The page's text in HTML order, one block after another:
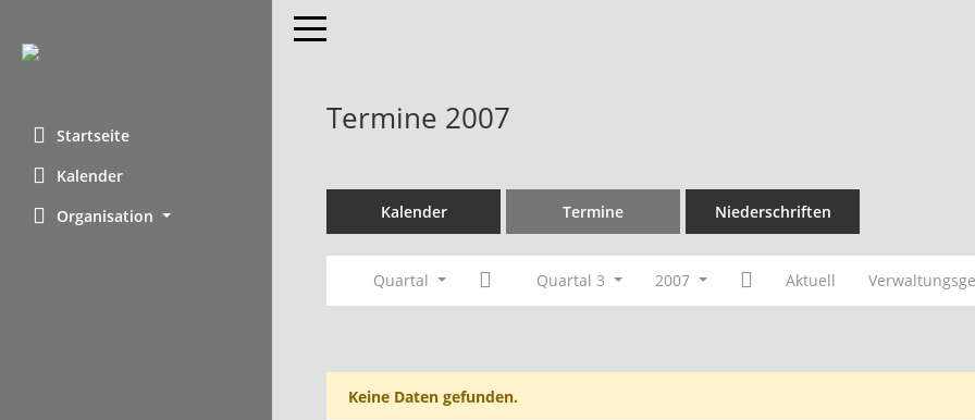
Startseite
Kalender
Organisation
Toggle navigation
Termine 2007
Kalender Termine Niederschriften
Quartal Quartal 3 2007 Aktuell
Keine Daten gefunden.